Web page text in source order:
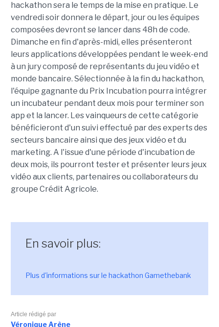
hackathon sera le temps de la mise en pratique. Le
vendredi soir donnera le départ, jour ou les équipes
composées devront se lancer dans 48h de code.
Dimanche en fin d'après-midi, elles présenteront
leurs applications développées pendant le week-end
à un jury composé de représentants du jeu vidéo et
monde bancaire. Sélectionnée à la fin du hackathon,
l'équipe gagnante du Prix Incubation pourra intégrer
un incubateur pendant deux mois pour terminer son
app et la lancer. Les vainqueurs de cette catégorie
bénéficieront d'un suivi effectué par des experts des
secteurs bancaire ainsi que des jeux vidéo et du
marketing. A l'issue d'une période d'incubation de
deux mois, ils pourront tester et présenter leurs jeux
vidéo aux clients, partenaires ou collaborateurs du
groupe Crédit Agricole.
En savoir plus:
Plus d'informations sur le hackathon Gamethebank
Article rédigé par
Véronique Arène